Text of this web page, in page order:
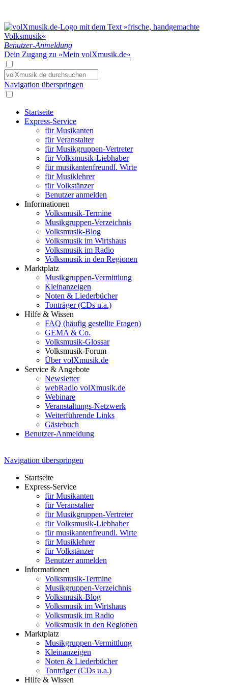
Benutzer-Anmeldung
Dein Zugang zu »Mein volXmusik.de«
Navigation überspringen
Startseite
Express-Service
für Musikanten
für Veranstalter
für Musikgruppen-Vertreter
für Volksmusik-Liebhaber
für musikantenfreundl. Wirte
für Musiklehrer
für Volkstänzer
Benutzer anmelden
Informationen
Volksmusik-Termine
Musikgruppen-Verzeichnis
Volksmusik-Blog
Volksmusik im Wirtshaus
Volksmusik im Radio
Volksmusik in den Regionen
Marktplatz
Musikgruppen-Vermittlung
Kleinanzeigen
Noten & Liederbücher
Tonträger (CDs u.a.)
Hilfe & Wissen
FAQ (häufig gestellte Fragen)
GEMA & Co.
Volksmusik-Glossar
Volksmusik-Forum
Über volXmusik.de
Service & Angebote
Newsletter
webRadio volXmusik.de
Webinare
Veranstaltungs-Netzwerk
Weiterführende Links
Gästebuch
Benutzer-Anmeldung
Navigation überspringen
Startseite
Express-Service
für Musikanten
für Veranstalter
für Musikgruppen-Vertreter
für Volksmusik-Liebhaber
für musikantenfreundl. Wirte
für Musiklehrer
für Volkstänzer
Benutzer anmelden
Informationen
Volksmusik-Termine
Musikgruppen-Verzeichnis
Volksmusik-Blog
Volksmusik im Wirtshaus
Volksmusik im Radio
Volksmusik in den Regionen
Marktplatz
Musikgruppen-Vermittlung
Kleinanzeigen
Noten & Liederbücher
Tonträger (CDs u.a.)
Hilfe & Wissen